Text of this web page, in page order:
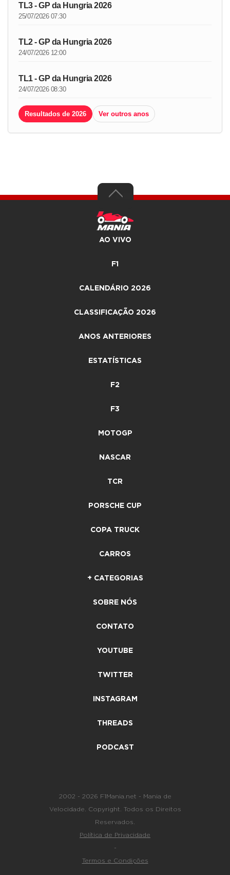
TL3 - GP da Hungria 2026
25/07/2026 07:30
TL2 - GP da Hungria 2026
24/07/2026 12:00
TL1 - GP da Hungria 2026
24/07/2026 08:30
Resultados de 2026 Ver outros anos
AO VIVO
F1
CALENDÁRIO 2026
CLASSIFICAÇÃO 2026
ANOS ANTERIORES
ESTATÍSTICAS
F2
F3
MOTOGP
NASCAR
TCR
PORSCHE CUP
COPA TRUCK
CARROS
+ CATEGORIAS
SOBRE NÓS
CONTATO
YOUTUBE
TWITTER
INSTAGRAM
THREADS
PODCAST
2002 - 2026 F1Mania.net - Mania de
Velocidade. Copyright. Todos os Direitos
Reservados.
Política de Privacidade
-
Termos e Condições